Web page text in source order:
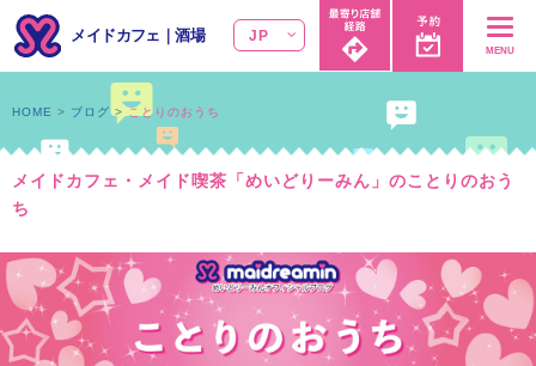
メイドカフェ ｜酒場 JP
MENU
メイドカフェ・メイド喫茶「めいどりーみん」のことりのおう
ち
HOME ブログ ことりのおうち